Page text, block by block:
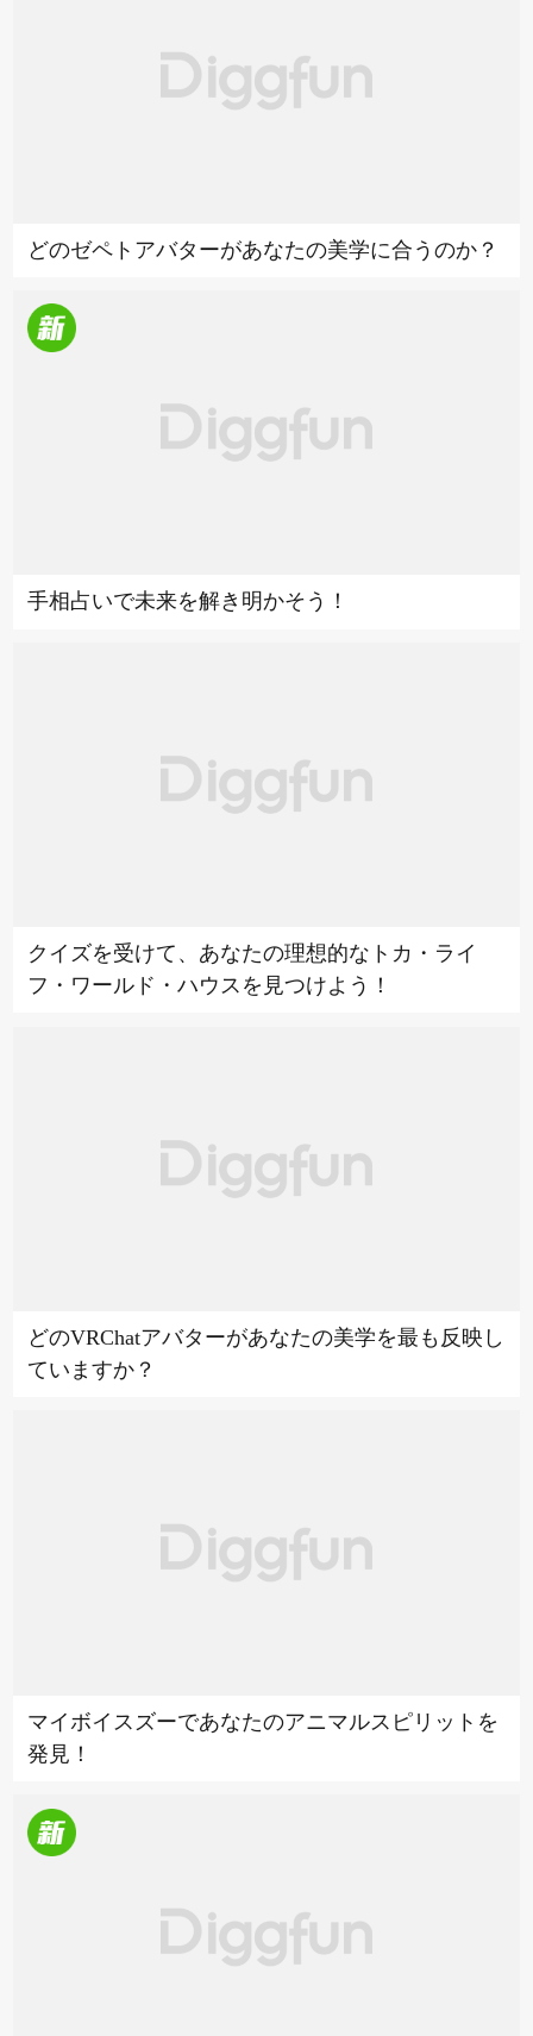
どのゼペトアバターがあなたの美学に合うのか？
手相占いで未来を解き明かそう！
クイズを受けて、あなたの理想的なトカ・ライ
フ・ワールド・ハウスを見つけよう！
どのVRChatアバターがあなたの美学を最も反映し
ていますか？
マイボイスズーであなたのアニマルスピリットを
発見！